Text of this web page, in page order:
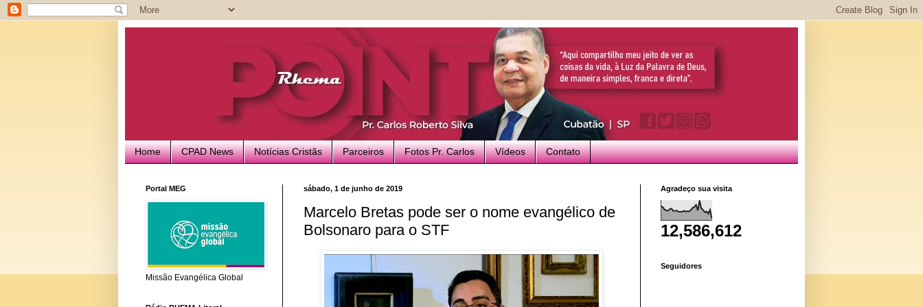
Home CPAD News Notícias Cristãs Parceiros Fotos Pr. Carlos Vídeos Contato
sábado, 1 de junho de 2019
Marcelo Bretas pode ser o nome evangélico de
Bolsonaro para o STF
Portal MEG
Missão Evangélica Global
Agradeço sua visita
12,586,612
Seguidores